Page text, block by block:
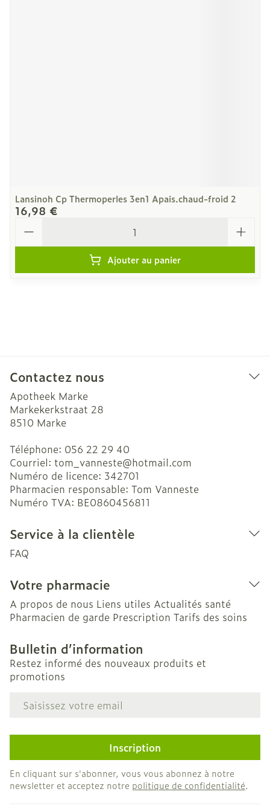
Lansinoh Cp Thermoperles 3en1 Apais.chaud-froid 2
16,98 €
Ajouter au panier
Contactez nous
Apotheek Marke
Markekerkstraat 28
8510 Marke
Téléphone: 056 22 29 40
Courriel: tom_vanneste@hotmail.com
Numéro de licence: 342701
Pharmacien responsable: Tom Vanneste
Numéro TVA: BE0860456811
Service à la clientèle
FAQ
Votre pharmacie
A propos de nous Liens utiles Actualités santé
Pharmacien de garde Prescription Tarifs des soins
Bulletin d’information
Restez informé des nouveaux produits et
promotions
Adresse mail
Inscription
En cliquant sur s'abonner, vous vous abonnez à notre
newsletter et acceptez notre politique de confidentialité.